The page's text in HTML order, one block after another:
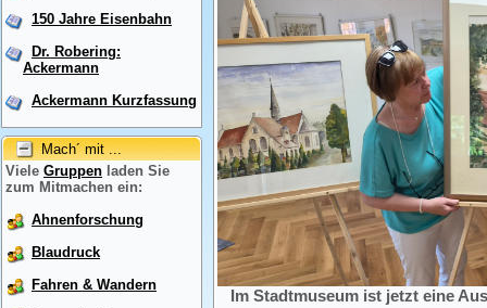
150 Jahre Eisenbahn
Dr. Robering:
Ackermann
Ackermann Kurzfassung
Mach´ mit ...
Viele Gruppen laden Sie
zum Mitmachen ein:
Ahnenforschung
Blaudruck
Fahren & Wandern
Im Stadtmuseum ist jetzt eine